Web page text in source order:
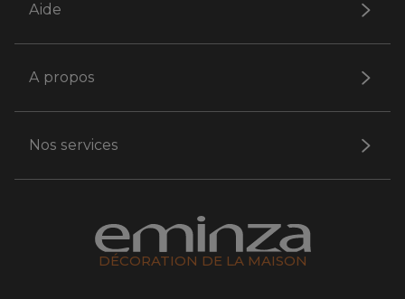
Aide
A propos
Nos services
DÉCORATION DE LA MAISON